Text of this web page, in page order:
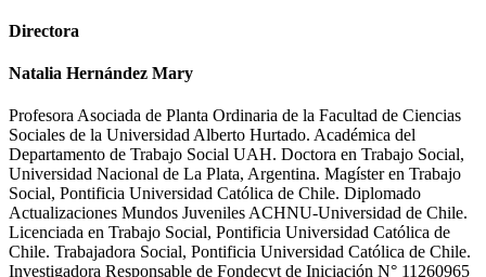
Directora
Natalia Hernández Mary
Profesora Asociada de Planta Ordinaria de la Facultad de Ciencias
Sociales de la Universidad Alberto Hurtado. Académica del
Departamento de Trabajo Social UAH. Doctora en Trabajo Social,
Universidad Nacional de La Plata, Argentina. Magíster en Trabajo
Social, Pontificia Universidad Católica de Chile. Diplomado
Actualizaciones Mundos Juveniles ACHNU-Universidad de Chile.
Licenciada en Trabajo Social, Pontificia Universidad Católica de
Chile. Trabajadora Social, Pontificia Universidad Católica de Chile.
Investigadora Responsable de Fondecyt de Iniciación N° 11260965